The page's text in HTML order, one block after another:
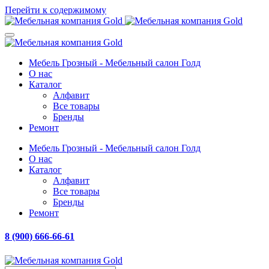
Перейти к содержимому
Мебель Грозный - Мебельный салон Голд
О нас
Каталог
Алфавит
Все товары
Бренды
Ремонт
Мебель Грозный - Мебельный салон Голд
О нас
Каталог
Алфавит
Все товары
Бренды
Ремонт
8 (900) 666-66-61